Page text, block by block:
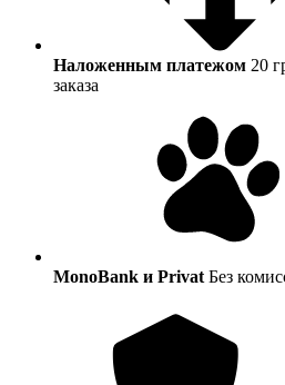
Наложенным платежом 20
заказа
MonoBank и Privat Без